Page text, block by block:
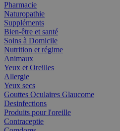
Pharmacie
Naturopathie
Suppléments
Bien-être et santé
Soins à Domicile
Nutrition et régime
Animaux
Yeux et Oreilles
Allergie
Yeux secs
Gouttes Oculaires Glaucome
Desinfections
Produits pour l'oreille
Contraceptie